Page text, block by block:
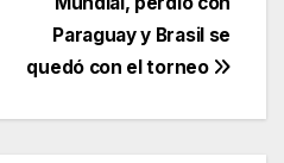
Paraguay y Brasil se
quedó con el torneo